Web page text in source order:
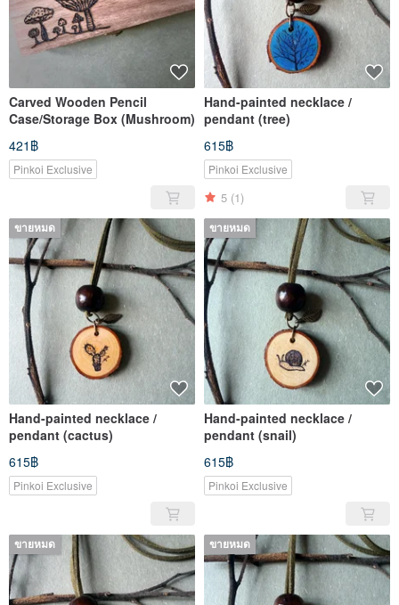
Carved Wooden Pencil
Case/Storage Box (Mushroom)
421฿
Pinkoi Exclusive
Hand-painted necklace /
pendant (tree)
615฿
Pinkoi Exclusive
5 (1)
ขายหมด
Hand-painted necklace /
pendant (cactus)
615฿
Pinkoi Exclusive
ขายหมด
Hand-painted necklace /
pendant (snail)
615฿
Pinkoi Exclusive
ขายหมด ขายหมด